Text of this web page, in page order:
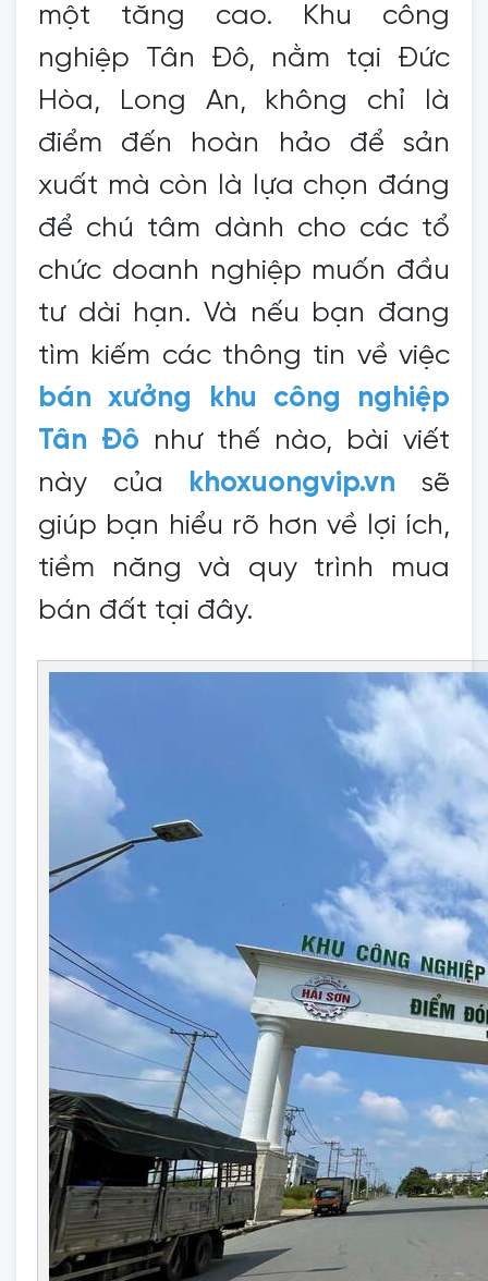
một tăng cao. Khu công
nghiệp Tân Đô, nằm tại Đức
Hòa, Long An, không chỉ là
điểm đến hoàn hảo để sản
xuất mà còn là lựa chọn đáng
để chú tâm dành cho các tổ
chức doanh nghiệp muốn đầu
tư dài hạn. Và nếu bạn đang
tìm kiếm các thông tin về việc
bán xưởng khu công nghiệp
Tân Đô như thế nào, bài viết
này của
khoxuongvip.vn sẽ
giúp bạn hiểu rõ hơn về lợi ích,
tiềm năng và quy trình mua
bán đất tại đây.